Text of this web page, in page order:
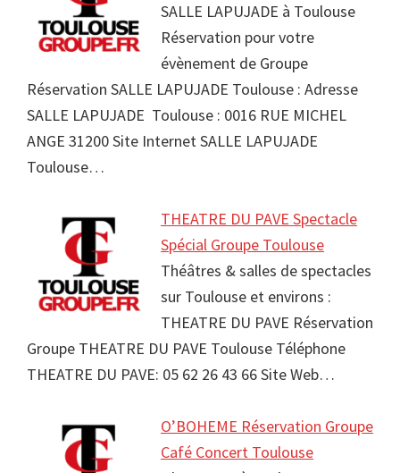
SALLE LAPUJADE à Toulouse
Réservation pour votre
évènement de Groupe
Réservation SALLE LAPUJADE Toulouse : Adresse
SALLE LAPUJADE Toulouse : 0016 RUE MICHEL
ANGE 31200 Site Internet SALLE LAPUJADE
Toulouse…
THEATRE DU PAVE Spectacle
Spécial Groupe Toulouse
Théâtres & salles de spectacles
sur Toulouse et environs :
THEATRE DU PAVE Réservation
Groupe THEATRE DU PAVE Toulouse Téléphone
THEATRE DU PAVE: 05 62 26 43 66 Site Web…
O’BOHEME Réservation Groupe
Café Concert Toulouse